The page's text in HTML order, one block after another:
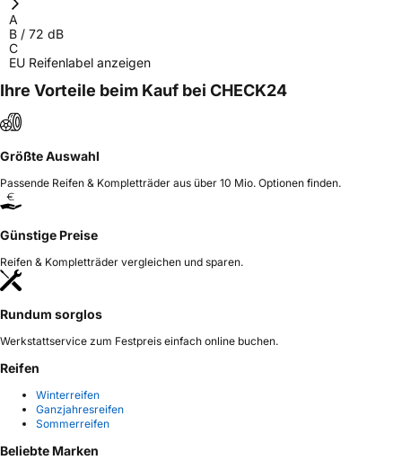
A
B / 72 dB
C
EU Reifenlabel anzeigen
Ihre Vorteile beim Kauf bei CHECK24
Größte Auswahl
Passende Reifen & Kompletträder aus über 10 Mio. Optionen finden.
Günstige Preise
Reifen & Kompletträder vergleichen und sparen.
Rundum sorglos
Werkstattservice zum Festpreis einfach online buchen.
Reifen
Winterreifen
Ganzjahresreifen
Sommerreifen
Beliebte Marken